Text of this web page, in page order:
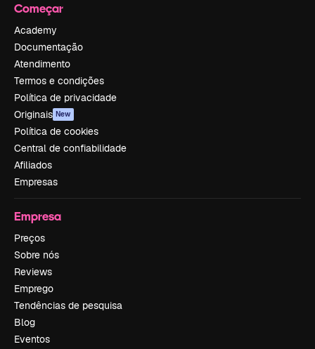
Começar
Academy
Documentação
Atendimento
Termos e condições
Política de privacidade
Originais New
Política de cookies
Central de confiabilidade
Afiliados
Empresas
Empresa
Preços
Sobre nós
Reviews
Emprego
Tendências de pesquisa
Blog
Eventos